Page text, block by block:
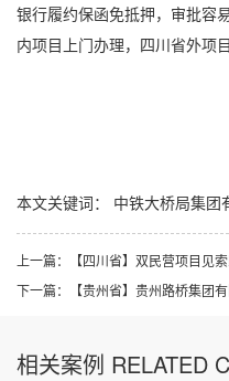
银行履约保函免抵押，审批容
内项目上门办理，四川省外项
本文关键词： 中铁大桥局集团
上一篇：
【四川省】双民营项目见
下一篇：
【贵州省】贵州路桥集团
相关案例 RELATED